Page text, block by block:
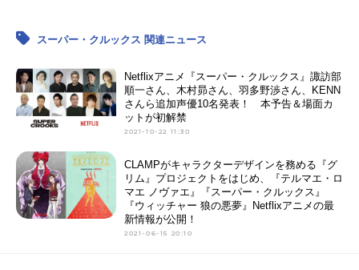
スーパー・クルックス 関連ニュース
Netflixアニメ『スーパー・クルックス』諏訪部
順一さん、木村昴さん、羽多野渉さん、KENN
さんら追加声優10名発表！ 本予告＆場面カ
ットが初解禁
2021-10-22 11:30
CLAMPがキャラクターデザインを務める『グ
リム』プロジェクトをはじめ、『テルマエ・ロ
マエ ノヴァエ』『スーパー・クルックス』
『ウィッチャー 狼の悪夢』Netflixアニメの最
新情報が公開！
2021-06-15 20:10